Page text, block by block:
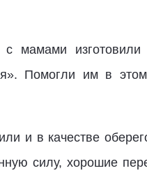
мамами
Помогли им в
и в качестве
силу, хорошие